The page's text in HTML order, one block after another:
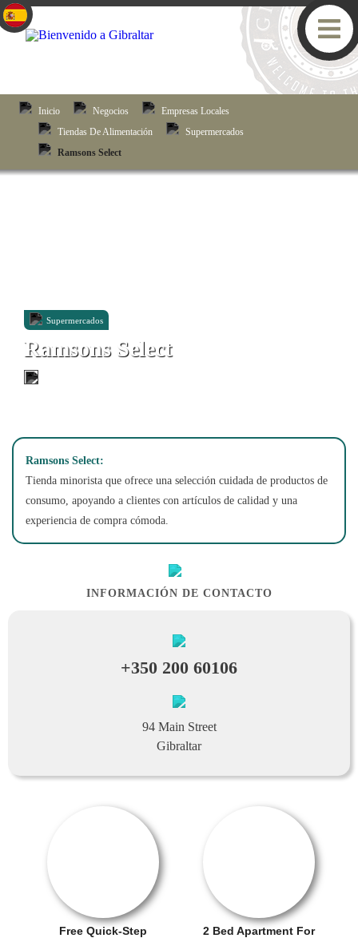
Inicio Negocios
Empresas Locales
Tiendas De Alimentación
Supermercados
Ramsons Select
Supermercados
Ramsons Select
Ramsons Select:
Tienda minorista que ofrece una selección cuidada de productos de
consumo, apoyando a clientes con artículos de calidad y una
experiencia de compra cómoda.
INFORMACIÓN DE CONTACTO
+350 200 60106
94 Main Street
Gibraltar
Free Quick-Step
2 Bed Apartment For